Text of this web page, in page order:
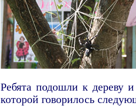
Ребята подошли к дереву
которой говорилось